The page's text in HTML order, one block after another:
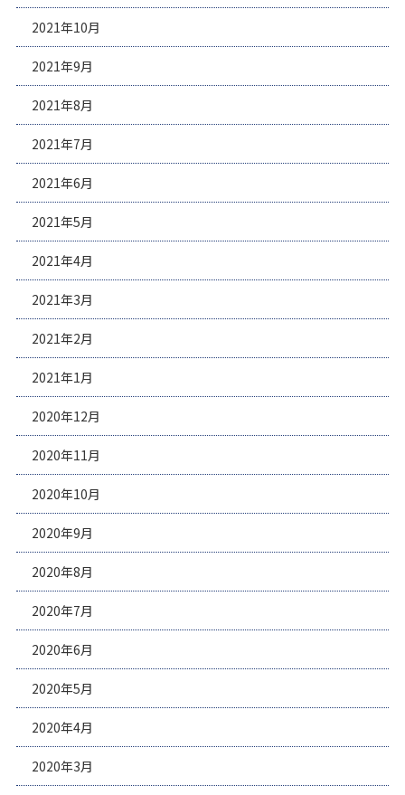
2021年10月
2021年9月
2021年8月
2021年7月
2021年6月
2021年5月
2021年4月
2021年3月
2021年2月
2021年1月
2020年12月
2020年11月
2020年10月
2020年9月
2020年8月
2020年7月
2020年6月
2020年5月
2020年4月
2020年3月